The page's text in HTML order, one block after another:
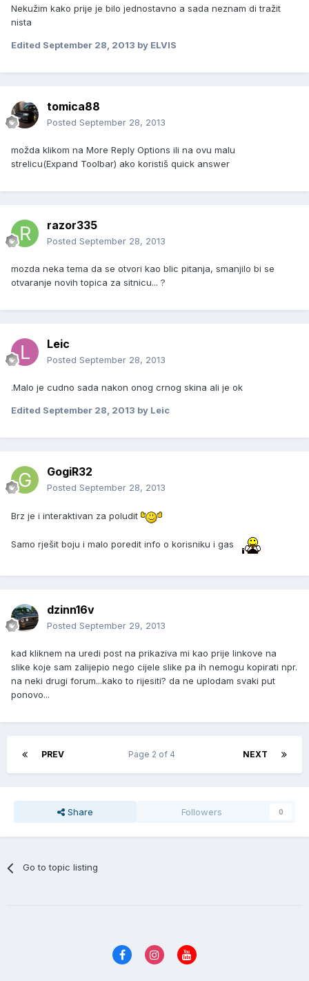
Nekužim kako prije je bilo jednostavno a sada neznam di tražit
nista
Edited September 28, 2013 by ELVIS
tomica88
Posted September 28, 2013
možda klikom na More Reply Options ili na ovu malu
strelicu(Expand Toolbar) ako koristiš quick answer
razor335
Posted September 28, 2013
mozda neka tema da se otvori kao blic pitanja, smanjilo bi se
otvaranje novih topica za sitnicu... ?
Leic
Posted September 28, 2013
.Malo je cudno sada nakon onog crnog skina ali je ok
Edited September 28, 2013 by Leic
GogiR32
Posted September 28, 2013
Brz je i interaktivan za poludit
Samo rješit boju i malo poredit info o korisniku i gas
dzinn16v
Posted September 29, 2013
kad kliknem na uredi post na prikaziva mi kao prije linkove na
slike koje sam zalijepio nego cijele slike pa ih nemogu kopirati npr.
na neki drugi forum...kako to rijesiti? da ne uplodam svaki put
ponovo...
PREV NEXT
Page 2 of 4
Share Followers 0
Go to topic listing